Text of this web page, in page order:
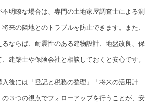
不明瞭な場合は、専門の土地家屋調査士による測
来の隣地とのトラブルを防止できます。また、
ならば、耐震性のある建物設計、地盤改良、保
建築士や保険会社と相談しておくと安心です。
入後には「登記と税務の整理」「将来の活用計
３つの視点でフォローアップを行うことが、安